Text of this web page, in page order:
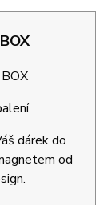
dárek do
od